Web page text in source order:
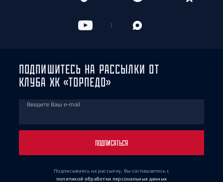
ПОДПИШИТЕСЬ НА РАССЫЛКИ ОТ
КЛУБА ХК «ТОРПЕДО»
Введите Ваш e-mail
ПОДПИСАТЬСЯ
Подписываясь на рассылку, Вы соглашаетесь с
политикой обработки персональных данных